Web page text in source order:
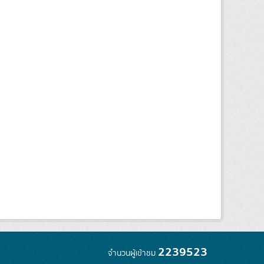
จำนวนผู้เข้าชม 2239523